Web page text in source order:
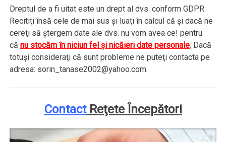
Dreptul de a fi uitat este un drept al dvs. conform GDPR.
Recitiţi însă cele de mai sus şi luaţi în calcul că şi dacă ne
cereţi să ştergem date ale dvs. nu vom avea ce! pentru
cănu stocăm în niciun fel şi nicăieri date personale. Dacă
totuşi consideraţi că sunt probleme ne puteţi contacta pe
adresa: sorin_tanase2002@yahoo.com.
ContactReţete Începători